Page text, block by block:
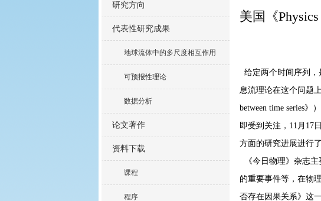
研究方向
代表性研究成果
地球流体中的多尺度相互作用
可预报性理论
数据分析
论文著作
资料下载
课程
程序
美国《
给定两个时间序列，
息流理论在这个问题
between time series
即受到关注，11月17
方面的研究进展进行
《今日物理》杂志
的重要事件等，在物
否存在因果关系》这